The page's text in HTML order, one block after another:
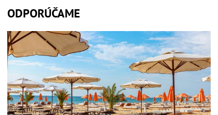
ODPORÚČAME